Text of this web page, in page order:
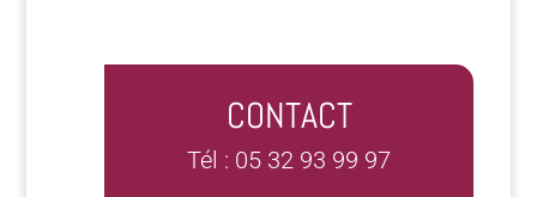
CONTACT
Tél : 05 32 93 99 97